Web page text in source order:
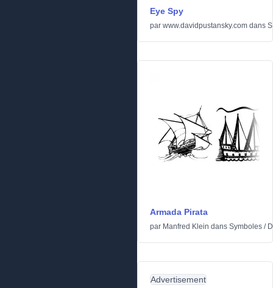
Eye Spy
par www.davidpustansky.com dans
Armada Pirata
par Manfred Klein dans Symboles /
Advertisement